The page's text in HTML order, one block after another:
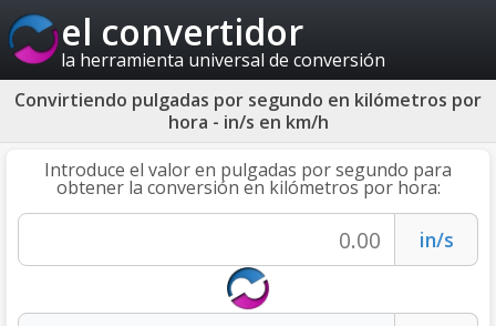
el convertidor
la herramienta universal de conversión
Convirtiendo pulgadas por segundo en kilómetros por
hora - in/s en km/h
Introduce el valor en pulgadas por segundo para
obtener la conversión en kilómetros por hora: